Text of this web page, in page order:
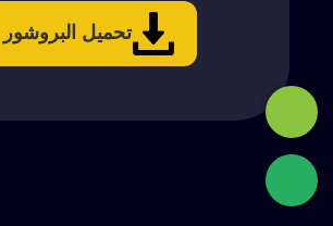
تحميل البروشور